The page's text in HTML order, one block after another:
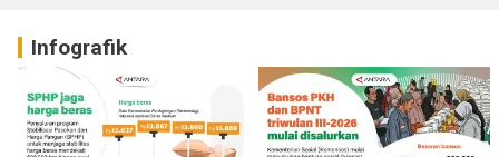
Infografik